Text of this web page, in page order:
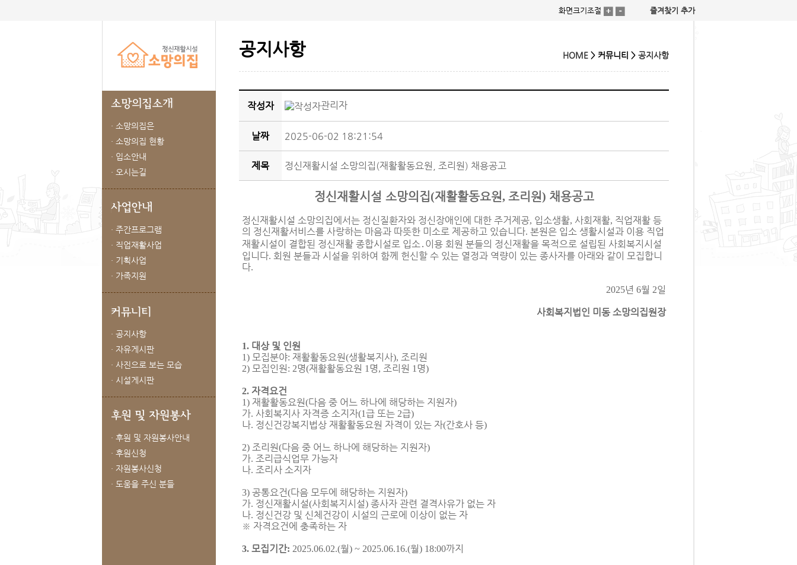
화면크기조절 즐겨찾기 추가
· 소망의집은
· 소망의집 현황
· 입소안내
· 오시는길
· 주간프로그램
· 직업재활사업
· 기획사업
· 가족지원
· 공지사항
· 자유게시판
· 사진으로 보는 모습
· 시설게시판
· 후원 및 자원봉사안내
· 후원신청
· 자원봉사신청
· 도움을 주신 분들
공지사항 HOME > 커뮤니티 > 공지사항
작성자 관리자
날짜 2025-06-02 18:21:54
제목 정신재활시설 소망의집(재활활동요원, 조리원) 채용공고
정신재활시설 소망의집(재활활동요원, 조리원) 채용공고
정신재활시설 소망의집에서는 정신질환자와 정신장애인에 대한 주거제공, 입소생활, 사회재활, 직업재활 등
의 정신재활서비스를 사랑하는 마음과 따뜻한 미소로 제공하고 있습니다. 본원은 입소 생활시설과 이용 직업
재활시설이 결합된 정신재활 종합시설로 입소․ 이용 회원 분들의 정신재활을 목적으로 설립된 사회복지시설
입니다. 회원 분들과 시설을 위하여 함께 헌신할 수 있는 열정과 역량이 있는 종사자를 아래와 같이 모집합니
다.
2025년 6월 2일
사회복지법인 미동 소망의집원장
1. 대상 및 인원
1) 모집분야: 재활활동요원(생활복지사), 조리원
2) 모집인원: 2명(재활활동요원 1 명, 조리원 1 명)
2. 자격요건
1) 재활활동요원(다음 중 어느 하나에 해당하는 지원자)
가. 사회복지사 자격증 소지자(1급 또는 2급)
나. 정신건강복지법상 재활활동요원 자격이 있는 자(간호사 등)
2) 조리원(다음 중 어느 하나에 해당하는 지원자)
가. 조리급식업무 가능자
나. 조리사 소지자
3) 공통요건(다음 모두에 해당하는 지원자)
가. 정신재활시설(사회복지시설) 종사자 관련 결격사유가 없는 자
나. 정신건강 및 신체건강이 시설의 근로에 이상이 없는 자
※ 자격요건에 충족하는 자
3. 모집기간: 2025.06.02.(월) ~ 2025.06.16.(월) 18:00까지